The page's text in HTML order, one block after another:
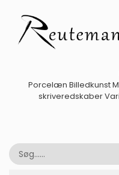
Porcelæn Billedkunst
skriveredskaber